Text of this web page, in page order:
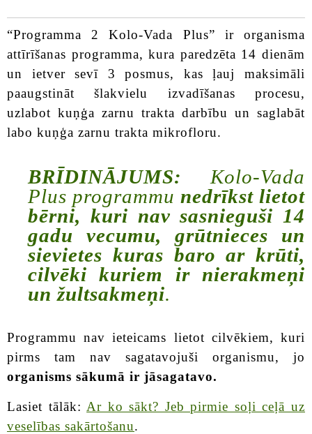
“Programma 2 Kolo-Vada Plus” ir organisma
attīrīšanas programma, kura paredzēta 14 dienām
un ietver sevī 3 posmus, kas ļauj maksimāli
paaugstināt šlakvielu izvadīšanas procesu,
uzlabot kuņģa zarnu trakta darbību un saglabāt
labo kuņģa zarnu trakta mikrofloru.
BRĪDINĀJUMS: Kolo-Vada
Plus programmu nedrīkst lietot
bērni, kuri nav sasnieguši 14
gadu vecumu, grūtnieces un
sievietes kuras baro ar krūti,
cilvēki kuriem ir nierakmeņi
un žultsakmeņi.
Programmu nav ieteicams lietot cilvēkiem, kuri
pirms tam nav sagatavojuši organismu, jo
organisms sākumā ir jāsagatavo.
Lasiet tālāk: Ar ko sākt? Jeb pirmie soļi ceļā uz
veselības sakārtošanu.